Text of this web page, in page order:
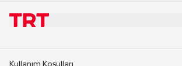
Kullanım Koşulları